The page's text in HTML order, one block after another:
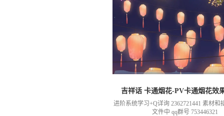
吉祥话 卡通烟花-PV卡通烟花效
进阶系统学习+Q详询 2362721441 素材和
文件中 qq群号 753446321